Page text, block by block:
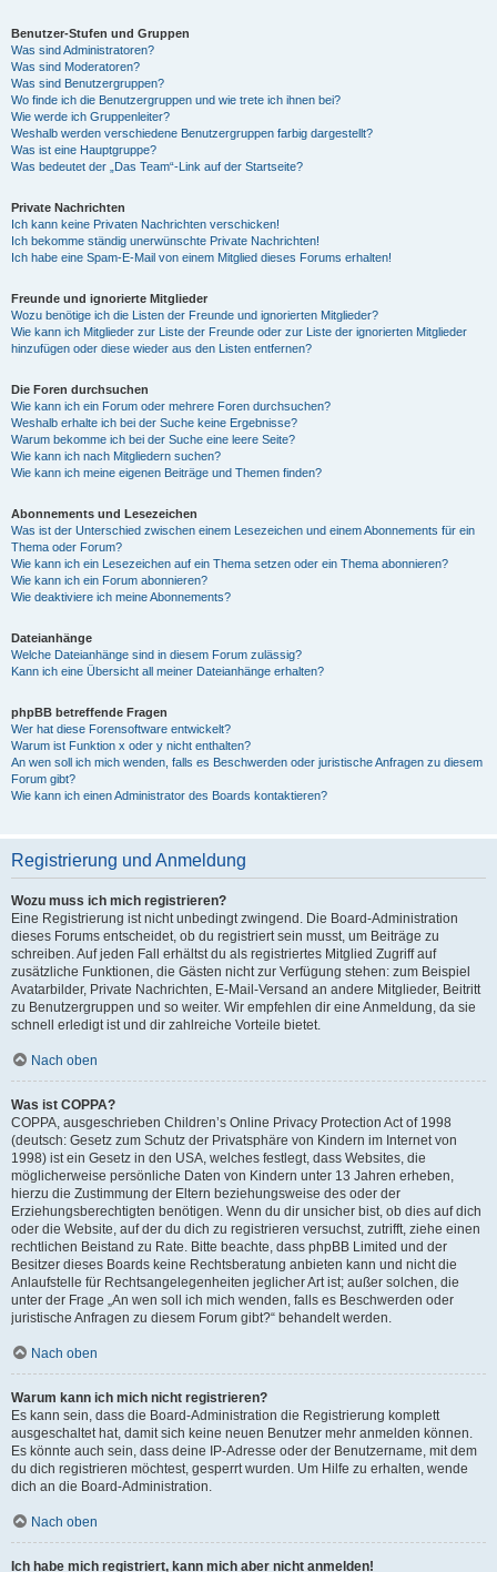
Benutzer-Stufen und Gruppen
Was sind Administratoren?
Was sind Moderatoren?
Was sind Benutzergruppen?
Wo finde ich die Benutzergruppen und wie trete ich ihnen bei?
Wie werde ich Gruppenleiter?
Weshalb werden verschiedene Benutzergruppen farbig dargestellt?
Was ist eine Hauptgruppe?
Was bedeutet der „Das Team“-Link auf der Startseite?
Private Nachrichten
Ich kann keine Privaten Nachrichten verschicken!
Ich bekomme ständig unerwünschte Private Nachrichten!
Ich habe eine Spam-E-Mail von einem Mitglied dieses Forums erhalten!
Freunde und ignorierte Mitglieder
Wozu benötige ich die Listen der Freunde und ignorierten Mitglieder?
Wie kann ich Mitglieder zur Liste der Freunde oder zur Liste der ignorierten Mitglieder
hinzufügen oder diese wieder aus den Listen entfernen?
Die Foren durchsuchen
Wie kann ich ein Forum oder mehrere Foren durchsuchen?
Weshalb erhalte ich bei der Suche keine Ergebnisse?
Warum bekomme ich bei der Suche eine leere Seite?
Wie kann ich nach Mitgliedern suchen?
Wie kann ich meine eigenen Beiträge und Themen finden?
Abonnements und Lesezeichen
Was ist der Unterschied zwischen einem Lesezeichen und einem Abonnements für ein
Thema oder Forum?
Wie kann ich ein Lesezeichen auf ein Thema setzen oder ein Thema abonnieren?
Wie kann ich ein Forum abonnieren?
Wie deaktiviere ich meine Abonnements?
Dateianhänge
Welche Dateianhänge sind in diesem Forum zulässig?
Kann ich eine Übersicht all meiner Dateianhänge erhalten?
phpBB betreffende Fragen
Wer hat diese Forensoftware entwickelt?
Warum ist Funktion x oder y nicht enthalten?
An wen soll ich mich wenden, falls es Beschwerden oder juristische Anfragen zu diesem
Forum gibt?
Wie kann ich einen Administrator des Boards kontaktieren?
Registrierung und Anmeldung
Wozu muss ich mich registrieren?
Eine Registrierung ist nicht unbedingt zwingend. Die Board-Administration
dieses Forums entscheidet, ob du registriert sein musst, um Beiträge zu
schreiben. Auf jeden Fall erhältst du als registriertes Mitglied Zugriff auf
zusätzliche Funktionen, die Gästen nicht zur Verfügung stehen: zum Beispiel
Avatarbilder, Private Nachrichten, E-Mail-Versand an andere Mitglieder, Beitritt
zu Benutzergruppen und so weiter. Wir empfehlen dir eine Anmeldung, da sie
schnell erledigt ist und dir zahlreiche Vorteile bietet.
Nach oben
Was ist COPPA?
COPPA, ausgeschrieben Children’s Online Privacy Protection Act of 1998
(deutsch: Gesetz zum Schutz der Privatsphäre von Kindern im Internet von
1998) ist ein Gesetz in den USA, welches festlegt, dass Websites, die
möglicherweise persönliche Daten von Kindern unter 13 Jahren erheben,
hierzu die Zustimmung der Eltern beziehungsweise des oder der
Erziehungsberechtigten benötigen. Wenn du dir unsicher bist, ob dies auf dich
oder die Website, auf der du dich zu registrieren versuchst, zutrifft, ziehe einen
rechtlichen Beistand zu Rate. Bitte beachte, dass phpBB Limited und der
Besitzer dieses Boards keine Rechtsberatung anbieten kann und nicht die
Anlaufstelle für Rechtsangelegenheiten jeglicher Art ist; außer solchen, die
unter der Frage „An wen soll ich mich wenden, falls es Beschwerden oder
juristische Anfragen zu diesem Forum gibt?“ behandelt werden.
Nach oben
Warum kann ich mich nicht registrieren?
Es kann sein, dass die Board-Administration die Registrierung komplett
ausgeschaltet hat, damit sich keine neuen Benutzer mehr anmelden können.
Es könnte auch sein, dass deine IP-Adresse oder der Benutzername, mit dem
du dich registrieren möchtest, gesperrt wurden. Um Hilfe zu erhalten, wende
dich an die Board-Administration.
Nach oben
Ich habe mich registriert, kann mich aber nicht anmelden!